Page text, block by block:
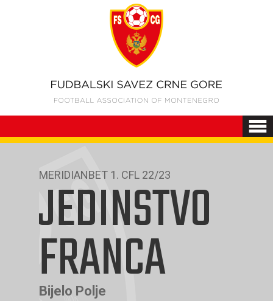
MERIDIANBET 1. CFL 22/23
JEDINSTVO
FRANCA
Bijelo Polje